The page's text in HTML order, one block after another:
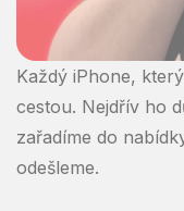
Každý iPhone,
cestou. Nejdřív ho
zařadíme do
odešleme.